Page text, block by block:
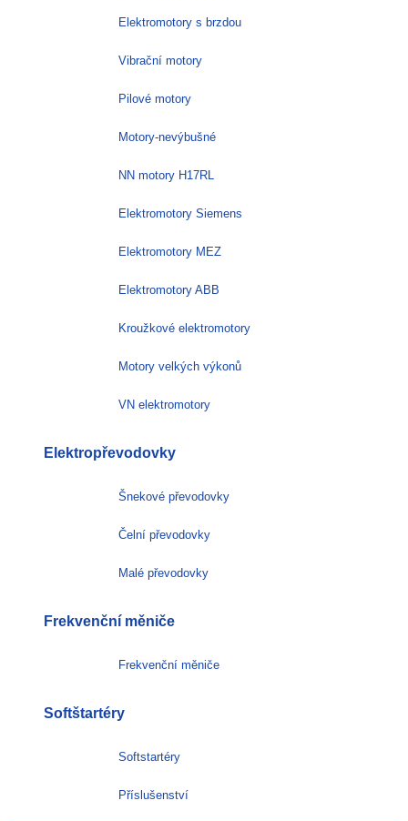
Elektromotory s brzdou
Vibrační motory
Pilové motory
Motory-nevýbušné
NN motory H17RL
Elektromotory Siemens
Elektromotory MEZ
Elektromotory ABB
Kroužkové elektromotory
Motory velkých výkonů
VN elektromotory
Elektropřevodovky
Šnekové převodovky
Čelní převodovky
Malé převodovky
Frekvenční měniče
Frekvenční měniče
Softštartéry
Softstartéry
Příslušenství